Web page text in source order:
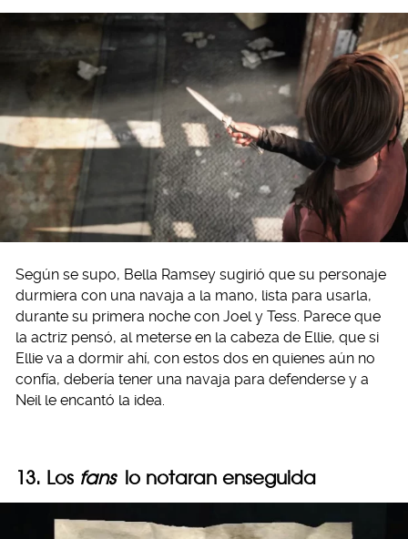
Según se supo, Bella Ramsey sugirió que su personaje
durmiera con una navaja a la mano, lista para usarla,
durante su primera noche con Joel y Tess. Parece que
la actriz pensó, al meterse en la cabeza de Ellie, que si
Ellie va a dormir ahí, con estos dos en quienes aún no
confía, debería tener una navaja para defenderse y a
Neil le encantó la idea.
13. Los fans lo notaran enseguida